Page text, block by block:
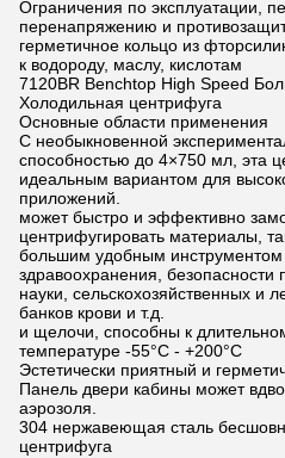
Ограничения по эксплуатации,
перенапряжению и
герметичное кольцо из
к водороду, маслу, кислотам
7120BR Benchtop High Speed
Холодильная центрифуга
Основные области применения
С необыкновенной
способностью до 4×750 мл, эта
идеальным вариантом для
приложений.
может быстро и эффективно
центрифугировать материалы,
большим удобным инструментом
здравоохранения, безопасности
науки, сельскохозяйственных и
банков крови и т.д.
и щелочи, способны к
температуре -55°C - +200°C
Эстетически приятный и
Панель двери кабины может
аэрозоля.
304 нержавеющая сталь
центрифуга